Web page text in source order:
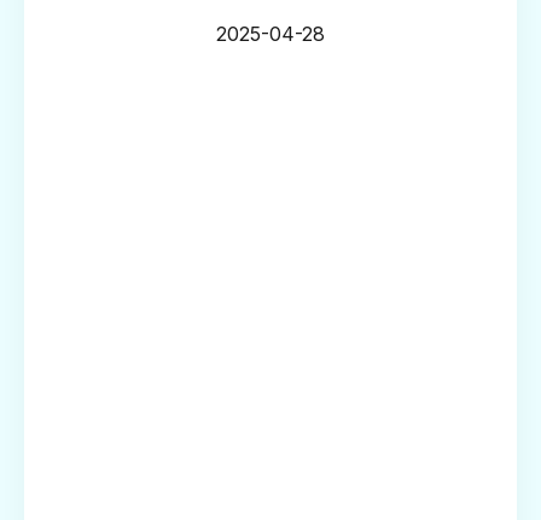
2025-04-28